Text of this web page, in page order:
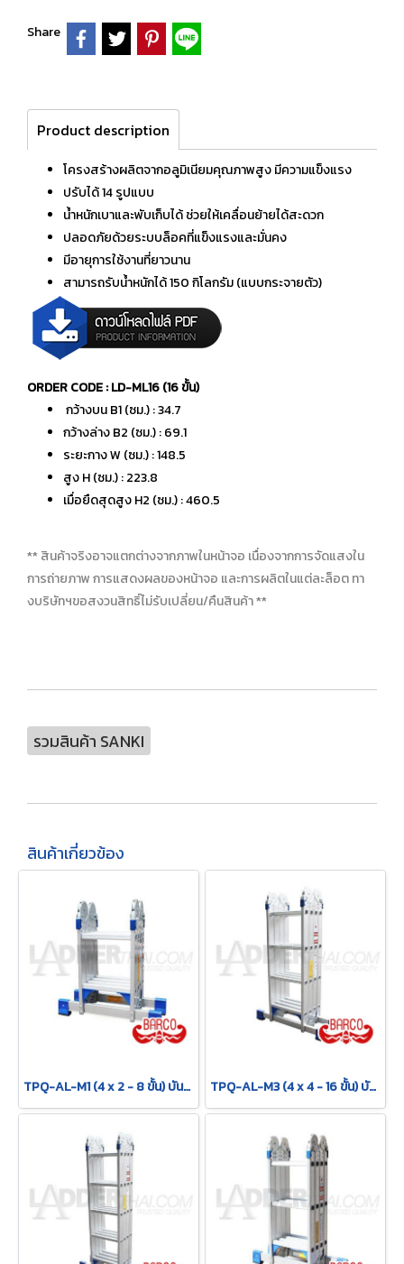
Share
Product description
โครงสร้างผลิตจากอลูมิเนียมคุณภาพสูง มีความแข็งแรง
ปรับได้ 14 รูปแบบ
น้ำหนักเบาและพับเก็บได้ ช่วยให้เคลื่อนย้ายได้สะดวก
ปลอดภัยด้วยระบบล็อคที่แข็งแรงและมั่นคง
มีอายุการใช้งานที่ยาวนาน
สามารถรับน้ำหนักได้ 150 กิโลกรัม (แบบกระจายตัว)
ORDER CODE : LD-ML16 (16 ขั้น)
กว้างบน B1 (ซม.) : 34.7
กว้างล่าง B2 (ซม.) : 69.1
ระยะกาง W (ซม.) : 148.5
สูง H (ซม.) : 223.8
เมื่อยืดสุดสูง H2 (ซม.) : 460.5
** สินค้าจริงอาจแตกต่างจากภาพในหน้าจอ เนื่องจากการจัดแสงใน
การถ่ายภาพ การแสดงผลของหน้าจอ และการผลิตในแต่ละล็อต ทา
งบริษัทฯขอสงวนสิทธิ์ไม่รับเปลี่ยน/คืนสินค้า **
รวมสินค้า SANKI
สินค้าเกี่ยวข้อง
TPQ-AL-M1 (4 x 2 - 8 ขั้น) บันไดอเนกประสงค์อลูมิเนียม กาง พาด ทรง M "รุ่นข้อใหญ่" รุ่น M1 ขนาด 4 x 2 (8 ขั้น) BARCO TPQ-AL-M3 (4 x 4 - 16 ขั้น) บันไดอเนกประสงค์อลูมิเนียม กาง พาด ทรง M "รุ่นข้อใหญ่" รุ่น M3 ขนาด 4 x 4 (16 ขั้น) BARCO